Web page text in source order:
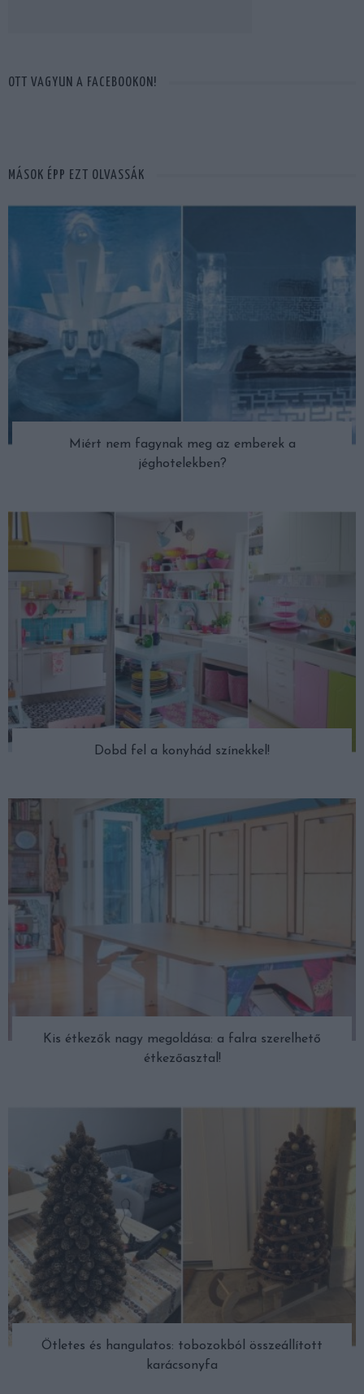
OTT VAGYUN A FACEBOOKON!
MÁSOK ÉPP EZT OLVASSÁK
Miért nem fagynak meg az emberek a
jéghotelekben?
Dobd fel a konyhád színekkel!
Kis étkezők nagy megoldása: a falra szerelhető
étkezőasztal!
Ötletes és hangulatos: tobozokból összeállított
karácsonyfa